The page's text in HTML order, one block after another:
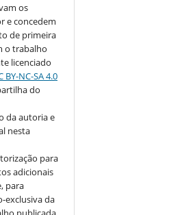
os
e concedem
de primeira
o trabalho
licenciado
BY-NC-SA 4.0
do
da autoria e
nesta
para
adicionais
para
exclusiva da